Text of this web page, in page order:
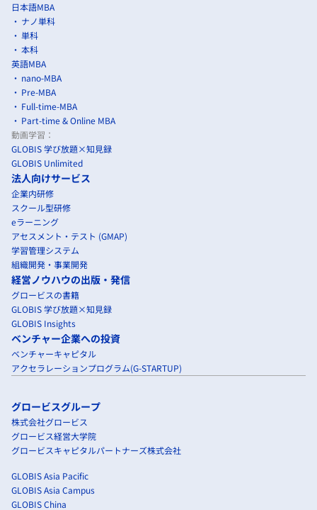
日本語MBA
ナノ単科
単科
本科
英語MBA
nano-MBA
Pre-MBA
Full-time-MBA
Part-time & Online MBA
動画学習：
GLOBIS 学び放題×知見録
GLOBIS Unlimited
法人向けサービス
企業内研修
スクール型研修
eラーニング
アセスメント・テスト (GMAP)
学習管理システム
組織開発・事業開発
経営ノウハウの出版・発信
グロービスの書籍
GLOBIS 学び放題×知見録
GLOBIS Insights
ベンチャー企業への投資
ベンチャーキャピタル
アクセラレーションプログラム(G-STARTUP)
グロービスグループ
株式会社グロービス
グロービス経営大学院
グロービスキャピタルパートナーズ株式会社
GLOBIS Asia Pacific
GLOBIS Asia Campus
GLOBIS China